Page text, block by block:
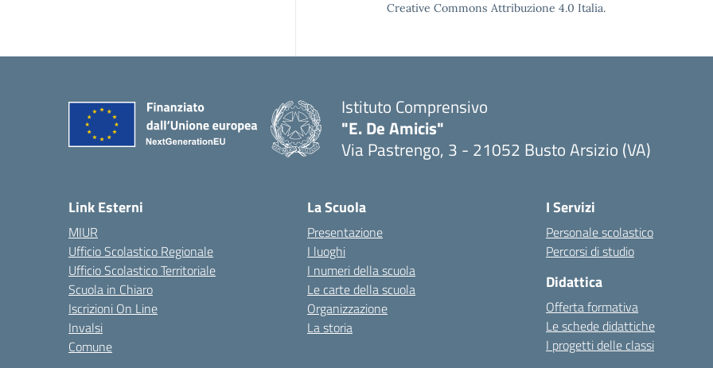
Creative Commons Attribuzione 4.0 Italia.
Istituto Comprensivo
"E. De Amicis"
Via Pastrengo, 3 - 21052 Busto Arsizio (VA)
Link Esterni
MIUR
Ufficio Scolastico Regionale
Ufficio Scolastico Territoriale
Scuola in Chiaro
Iscrizioni On Line
Invalsi
Comune
La Scuola
Presentazione
I luoghi
I numeri della scuola
Le carte della scuola
Organizzazione
La storia
I Servizi
Personale scolastico
Percorsi di studio
Didattica
Offerta formativa
Le schede didattiche
I progetti delle classi